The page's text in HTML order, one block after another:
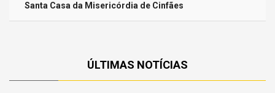
Santa Casa da Misericórdia de Cinfães
ÚLTIMAS NOTÍCIAS